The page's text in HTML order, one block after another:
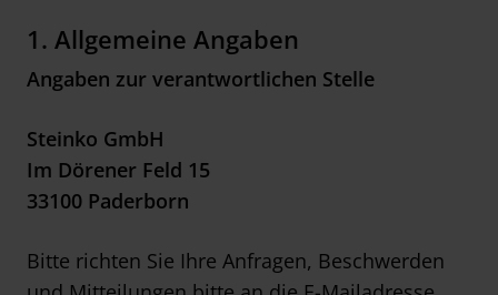
1. Allgemeine Angaben
Angaben zur verantwortlichen Stelle
Steinko GmbH
Im Dörener Feld 15
33100 Paderborn
Bitte richten Sie Ihre Anfragen, Beschwerden